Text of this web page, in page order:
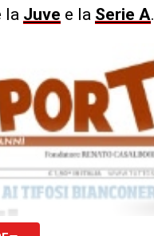
la Juve e la Serie A.